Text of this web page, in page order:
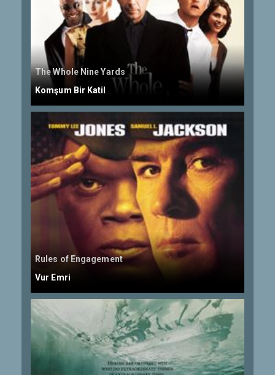
The Whole Nine Yards
Komşum Bir Katil
Rules of Engagement
Vur Emri